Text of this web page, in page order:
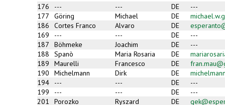
176
--- --- DE
---
177
Göring Michael DE
186
Cortes Franco Alvaro DE
169
--- --- DE
---
187
Böhmeke Joachim DE
---
188
Spanò Maria Rosaria DE
189
Maurelli Francesco DE
190
Michelmann Dirk DE
194
--- --- DE
---
199
--- --- DE
---
201
Porozko Ryszard DE